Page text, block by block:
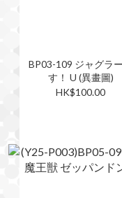
BP03-109 ジャグラ
す！ U (異畫圖)
HK$100.00